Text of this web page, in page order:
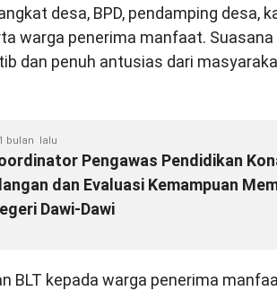
desa, BPD, pendamping desa,
warga penerima manfaat.
dan penuh antusias dari
1 bulan lalu
Pengawas Pendidikan
dan Evaluasi Kemampuan
Dawi-Dawi
BLT kepada warga penerima